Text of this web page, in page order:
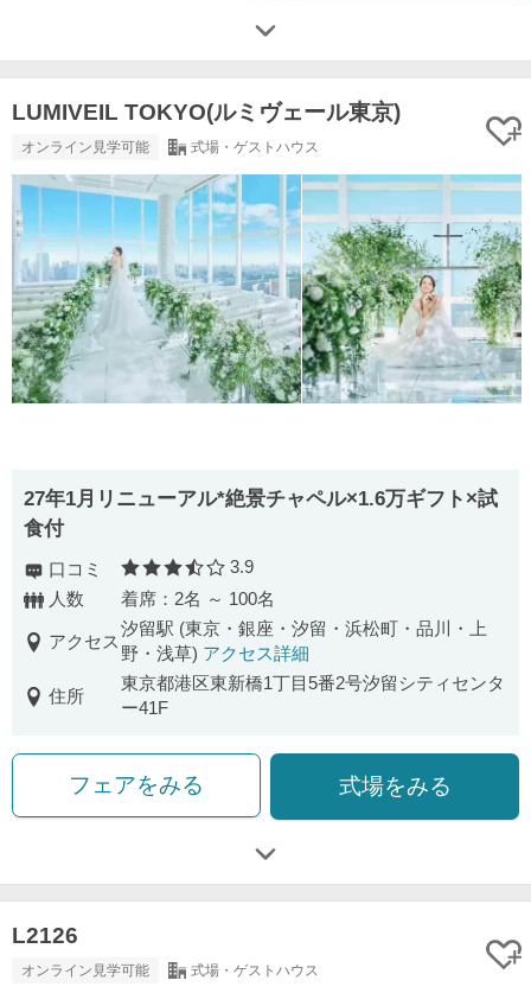
LUMIVEIL TOKYO(ルミヴェール東京)
オンライン見学可能 式場・ゲストハウス
27年1月リニューアル*絶景チャペル×1.6万ギフト×試
食付
口コミ 口コミ評価
3.9
人数
着席：2名 ～ 100名
アクセス
汐留駅 (東京・銀座・汐留・浜松町・品川・上
野・浅草) アクセス詳細
住所
東京都港区東新橋1丁目5番2号汐留シティセンタ
ー41F
フェアをみる 式場をみる
L2126
オンライン見学可能 式場・ゲストハウス